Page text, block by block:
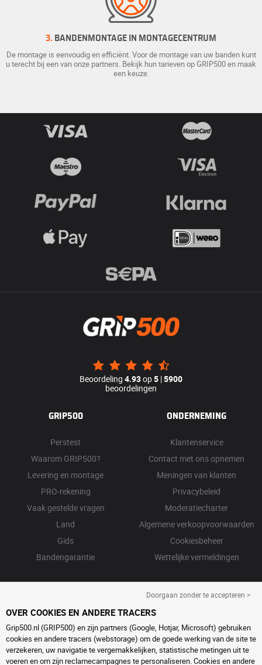
3. BANDENMONTAGE IN MONTAGECENTRUM
De montage is eenvoudig en efficiënt. Voor de montage van uw banden kunt
u terecht bij een van onze partners. Bekijk hun tarieven op GRIP500 en maak
een keuze.
Beoordeling 4.93op5 |5900
beoordelingen
GRIP500
Perstest
Waarom GRIP500?
Levering en montage
PRO-rekening
Vaak gestelde vragen
Land
Gids
Bandengarantie
ONDERNEMING
Klantenservice
Contact met ons opnemen
Meningen van klanten
Privacybeleid
Moderatiecharter
Algemene verkoopvoorwaarden
Cookiesbeheer
Wettelijke vermeldingen
Doorgaan zonder te accepteren >
OVER COOKIES EN ANDERE TRACERS
Grip500.nl (GRIP500) en zijn partners (Google, Hotjar, Microsoft) gebruiken
cookies en andere tracers (webstorage) om de goede werking van de site te
verzekeren, uw navigatie te vergemakkelijken, statistische metingen uit te
voeren en om zijn reclamecampagnes te personaliseren. Cookies en andere